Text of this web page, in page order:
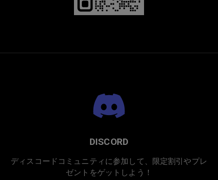
DISCORD
ディスコードコミュニティに参加して、限定割引やプレ
ゼントをゲットしよう！